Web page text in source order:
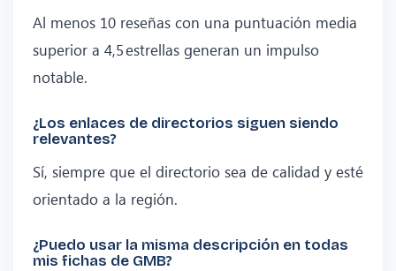
Al menos 10 reseñas con una puntuación media
superior a 4,5 estrellas generan un impulso
notable.
¿Los enlaces de directorios siguen siendo
relevantes?
Sí, siempre que el directorio sea de calidad y esté
orientado a la región.
¿Puedo usar la misma descripción en todas
mis fichas de GMB?